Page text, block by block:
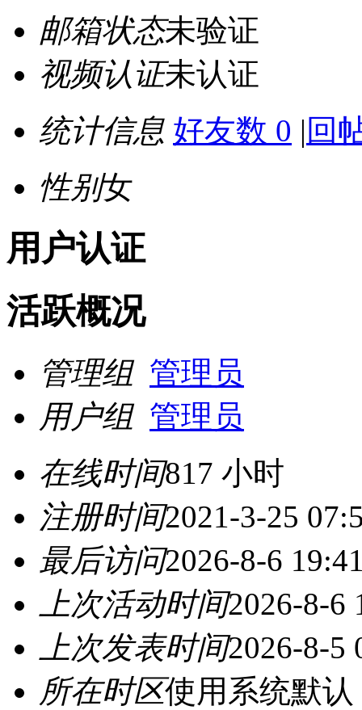
邮箱状态未验证
视频认证未认证
统计信息 好友数 0 | 回
性别女
用户认证
活跃概况
管理组 管理员
用户组 管理员
在线时间817 小时
注册时间2021-3-25
最后访问2026-8-6
上次活动时间2026-8-6
上次发表时间2026-8-5
所在时区使用系统默认